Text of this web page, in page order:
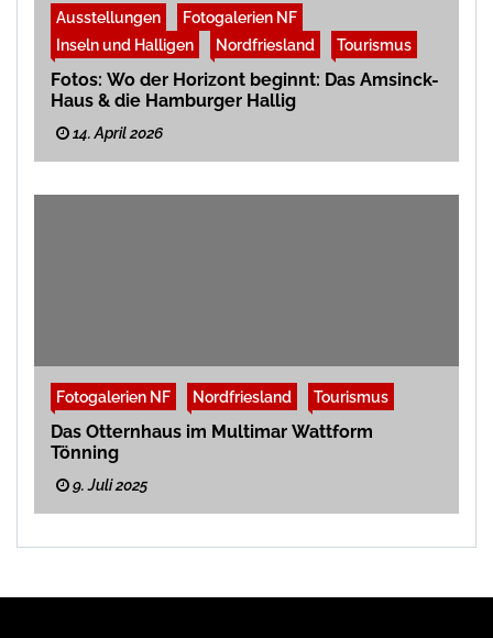
Ausstellungen
Fotogalerien NF
Inseln und Halligen
Nordfriesland Tourismus
Fotos: Wo der Horizont beginnt: Das Amsinck-
Haus & die Hamburger Hallig
14. April 2026
Fotogalerien NF Nordfriesland Tourismus
Das Otternhaus im Multimar Wattform
Tönning
9. Juli 2025